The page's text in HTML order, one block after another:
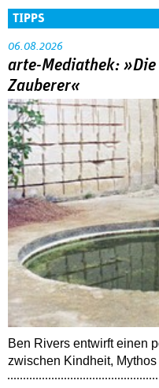
TIPPS
06.08.2026
arte-Mediathek:
Zauberer«
Ben Rivers entwirft einen
zwischen Kindheit,